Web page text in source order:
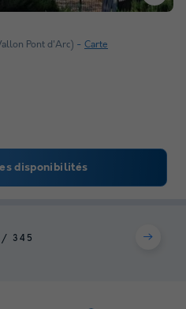
Pont d'Arc) Carte
disponibilités
3 4 5